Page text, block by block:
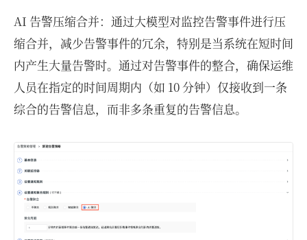
AI 告警压缩合并：通过大模型对监控告警事件进行压
缩合并，减少告警事件的冗余，特别是当系统在短时间
内产生大量告警时。通过对告警事件的整合，确保运维
人员在指定的时间周期内（如 10 分钟）仅接收到一条
综合的告警信息，而非多条重复的告警信息。